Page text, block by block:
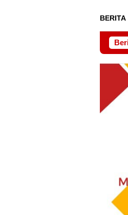
BERITA
Drainase Rp15 Miliar di